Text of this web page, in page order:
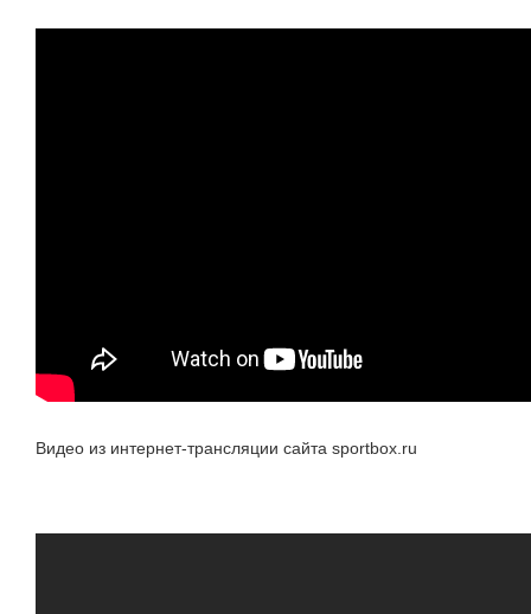
Видео из интернет-трансляции сайта sportbox.ru